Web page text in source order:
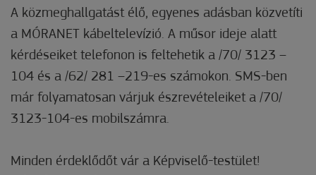
A közmeghallgatást élő, egyenes adásban közvetíti
a MÓRANET kábeltelevízió. A műsor ideje alatt
kérdéseiket telefonon is feltehetik a /70/ 3123 –
104 és a /62/ 281 –219-es számokon. SMS-ben
már folyamatosan várjuk észrevételeiket a /70/
3123-104-es mobilszámra.
Minden érdeklődőt vár a Képviselő-testület!